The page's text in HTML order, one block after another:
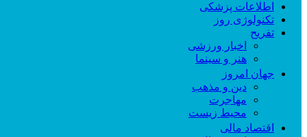
اطلاعات پزشکی
تکنولوژی روز
تفریح
اخبار ورزشی
هنر و سینما
جهان امروز
دین و مذهب
مهاجرت
محیط زیست
اقتصاد مالی